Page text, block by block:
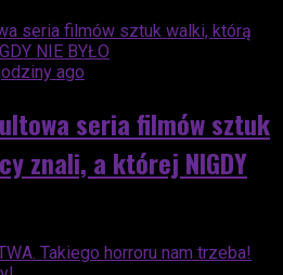
ago
seria filmów sztuk
znali, a której NIGDY